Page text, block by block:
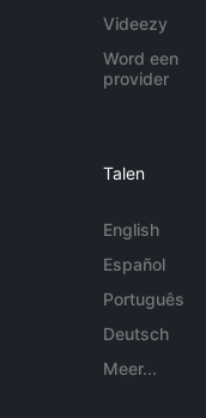
Videezy
Word een
provider
Talen
English
Español
Português
Deutsch
Meer...